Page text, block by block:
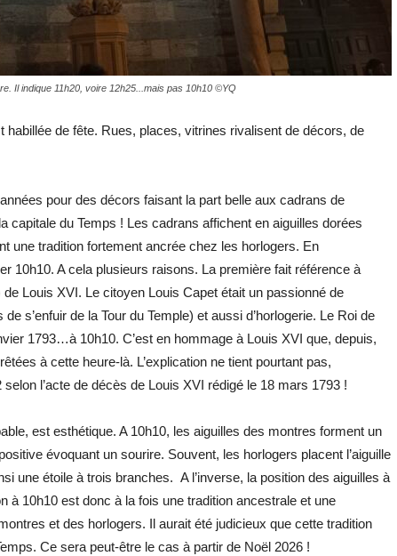
Il indique 11h20, voire 12h25...mais pas 10h10 ©YQ
habillée de fête. Rues, places, vitrines rivalisent de décors, de
pour des décors faisant la part belle aux cadrans de
capitale du Temps ! Les cadrans affichent en aiguilles dorées
une tradition fortement ancrée chez les horlogers. En
10h10. A cela plusieurs raisons. La première fait référence à
de Louis XVI. Le citoyen Louis Capet était un passionné de
s’enfuir de la Tour du Temple) et aussi d’horlogerie. Le Roi de
1793…à 10h10. C’est en hommage à Louis XVI que, depuis,
à cette heure-là. L’explication ne tient pourtant pas,
l’acte de décès de Louis XVI rédigé le 18 mars 1793 !
est esthétique. A 10h10, les aiguilles des montres forment un
évoquant un sourire. Souvent, les horlogers placent l’aiguille
une étoile à trois branches. A l’inverse, la position des aiguilles à
à 10h10 est donc à la fois une tradition ancestrale et une
et des horlogers. Il aurait été judicieux que cette tradition
Ce sera peut-être le cas à partir de Noël 2026 !